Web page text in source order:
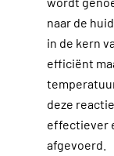
naar de
in de kern
efficiënt
deze
effectiever
afgevoerd.